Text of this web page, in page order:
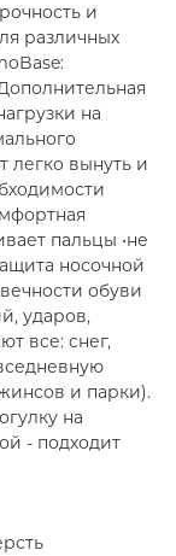
и
различных
на
легко вынуть и
пальцы •не
носочной
обуви
ударов,
все: снег,
и парки).
на
- подходит